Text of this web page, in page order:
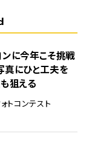
ンに今年こそ挑戦
真にひと工夫を
狙える
トコンテスト